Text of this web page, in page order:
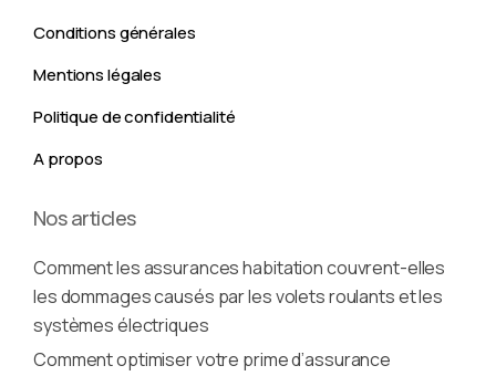
Conditions générales
Mentions légales
Politique de confidentialité
A propos
Nos articles
Comment les assurances habitation couvrent-elles
les dommages causés par les volets roulants et les
systèmes électriques
Comment optimiser votre prime d’assurance